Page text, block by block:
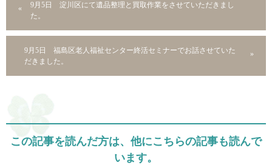
9月5日 淀川区にて遺品整理と買取作業をさせていただきまし
た。
9月5日 福島区老人福祉センター終活セミナーでお話させていた
だきました。
この記事を読んだ方は、他にこちらの記事も読んで
います。